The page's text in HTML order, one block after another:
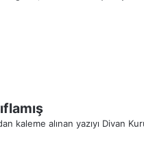
kaleme alınan yazıyı Divan